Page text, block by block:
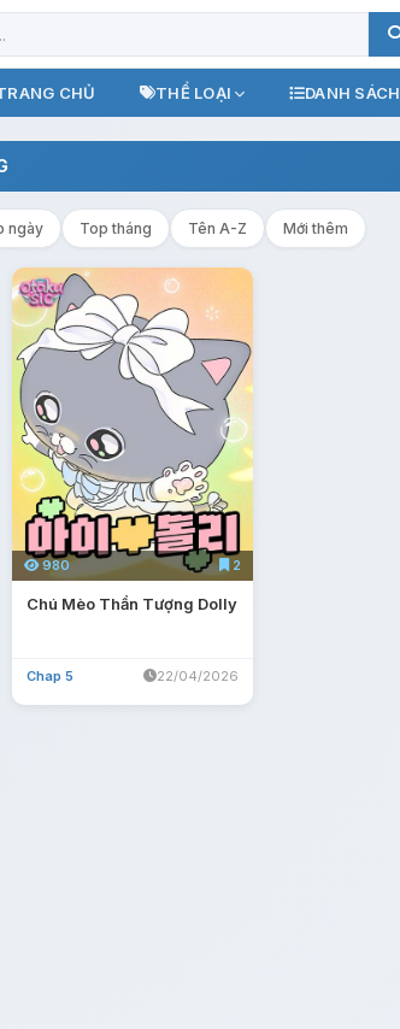
CHỦ THỂ LOẠI DANH SÁCH
ngày Top tháng Tên A-Z Mới thêm
980 2
Chú Mèo Thần Tượng Dolly
Chap 5 22/04/2026